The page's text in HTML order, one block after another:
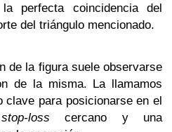
perfecta coincidencia del
del triángulo mencionado.
de la figura suele observarse
de la misma. La llamamos
clave para posicionarse en el
losscercano y una